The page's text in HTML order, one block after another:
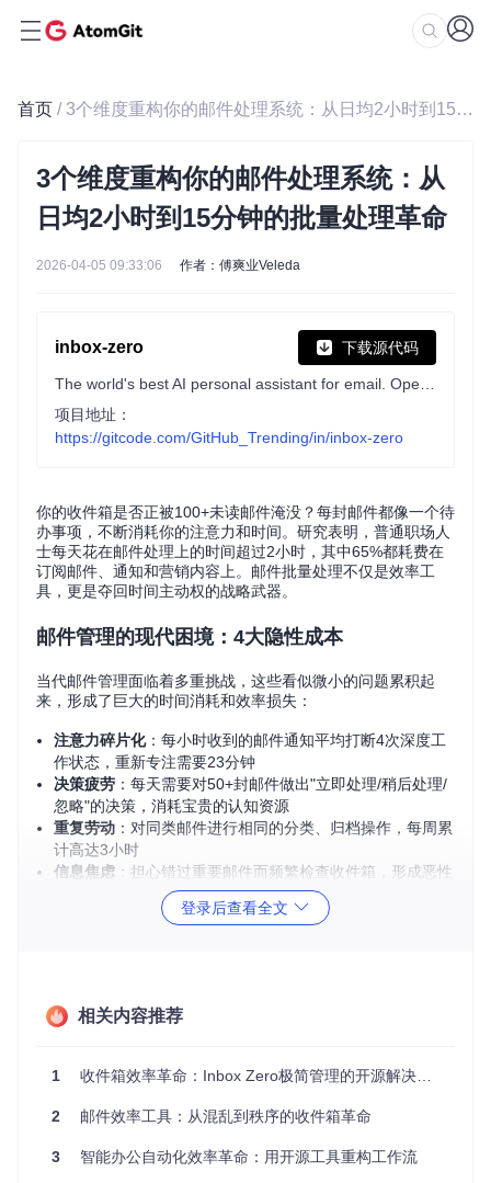
首页 / 3个维度重构你的邮件处理系统：从日均2小时到15分钟的批量处理革命
3个维度重构你的邮件处理系统：从
日均2小时到15分钟的批量处理革命
2026-04-05 09:33:06 作者：傅爽业Veleda
inbox-zero 下载源代码
项目地址：
https://gitcode.com/GitHub_Trending/in/inbox-zero
你的收件箱是否正被100+未读邮件淹没？每封邮件都像一个待
办事项，不断消耗你的注意力和时间。研究表明，普通职场人
士每天花在邮件处理上的时间超过2小时，其中65%都耗费在
订阅邮件、通知和营销内容上。邮件批量处理不仅是效率工
具，更是夺回时间主动权的战略武器。
邮件管理的现代困境：4大隐性成本
当代邮件管理面临着多重挑战，这些看似微小的问题累积起
来，形成了巨大的时间消耗和效率损失：
注意力碎片化：每小时收到的邮件通知平均打断4次深度工
作状态，重新专注需要23分钟
决策疲劳 ：每天需要对50+封邮件做出"立即处理/稍后处理/
忽略"的决策，消耗宝贵的认知资源
重复劳动 ：对同类邮件进行相同的分类、归档操作，每周累
计高达3小时
信息焦虑 ：担心错过重要邮件而频繁检查收件箱，形成恶性
这些问题的核心在于传统邮件工具设计停留在"一封一封处
图：左侧展示杂乱的邮件环境如同堆满文件的办公桌，右侧显
分钟处理的邮件，实际会因上下文切换和决策过程占用30分钟
登录后查看全文
相关内容推荐
1 收件箱效率革命：Inbox Zero极简管理的开源解决方案
2 邮件效率工具：从混乱到秩序的收件箱革命
3 智能办公自动化效率革命：用开源工具重构工作流